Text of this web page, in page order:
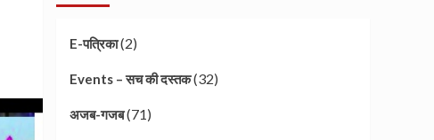
E-पत्रिका(2)
Events – सच की दस्तक(32)
अजब-गजब(71)